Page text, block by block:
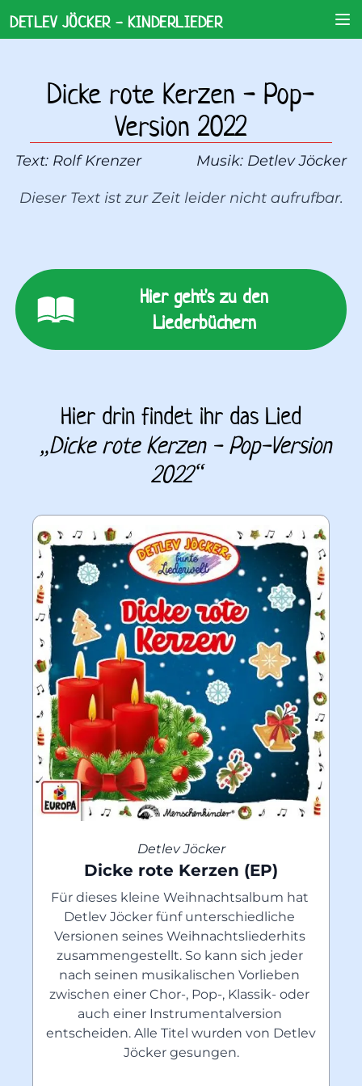
DETLEV JÖCKER - KINDERLIEDER
Dicke rote Kerzen - Pop-
Version 2022
Text: Rolf Krenzer Musik: Detlev Jöcker
Dieser Text ist zur Zeit leider nicht aufrufbar.
Hier geht's zu den
Liederbüchern
Hier drin findet ihr das Lied
„Dicke rote Kerzen - Pop-Version
2022“
Detlev Jöcker
Dicke rote Kerzen (EP)
Für dieses kleine Weihnachtsalbum hat
Detlev Jöcker fünf unterschiedliche
Versionen seines Weihnachtsliederhits
zusammengestellt. So kann sich jeder
nach seinen musikalischen Vorlieben
zwischen einer Chor-, Pop-, Klassik- oder
auch einer Instrumentalversion
entscheiden. Alle Titel wurden von Detlev
Jöcker gesungen.